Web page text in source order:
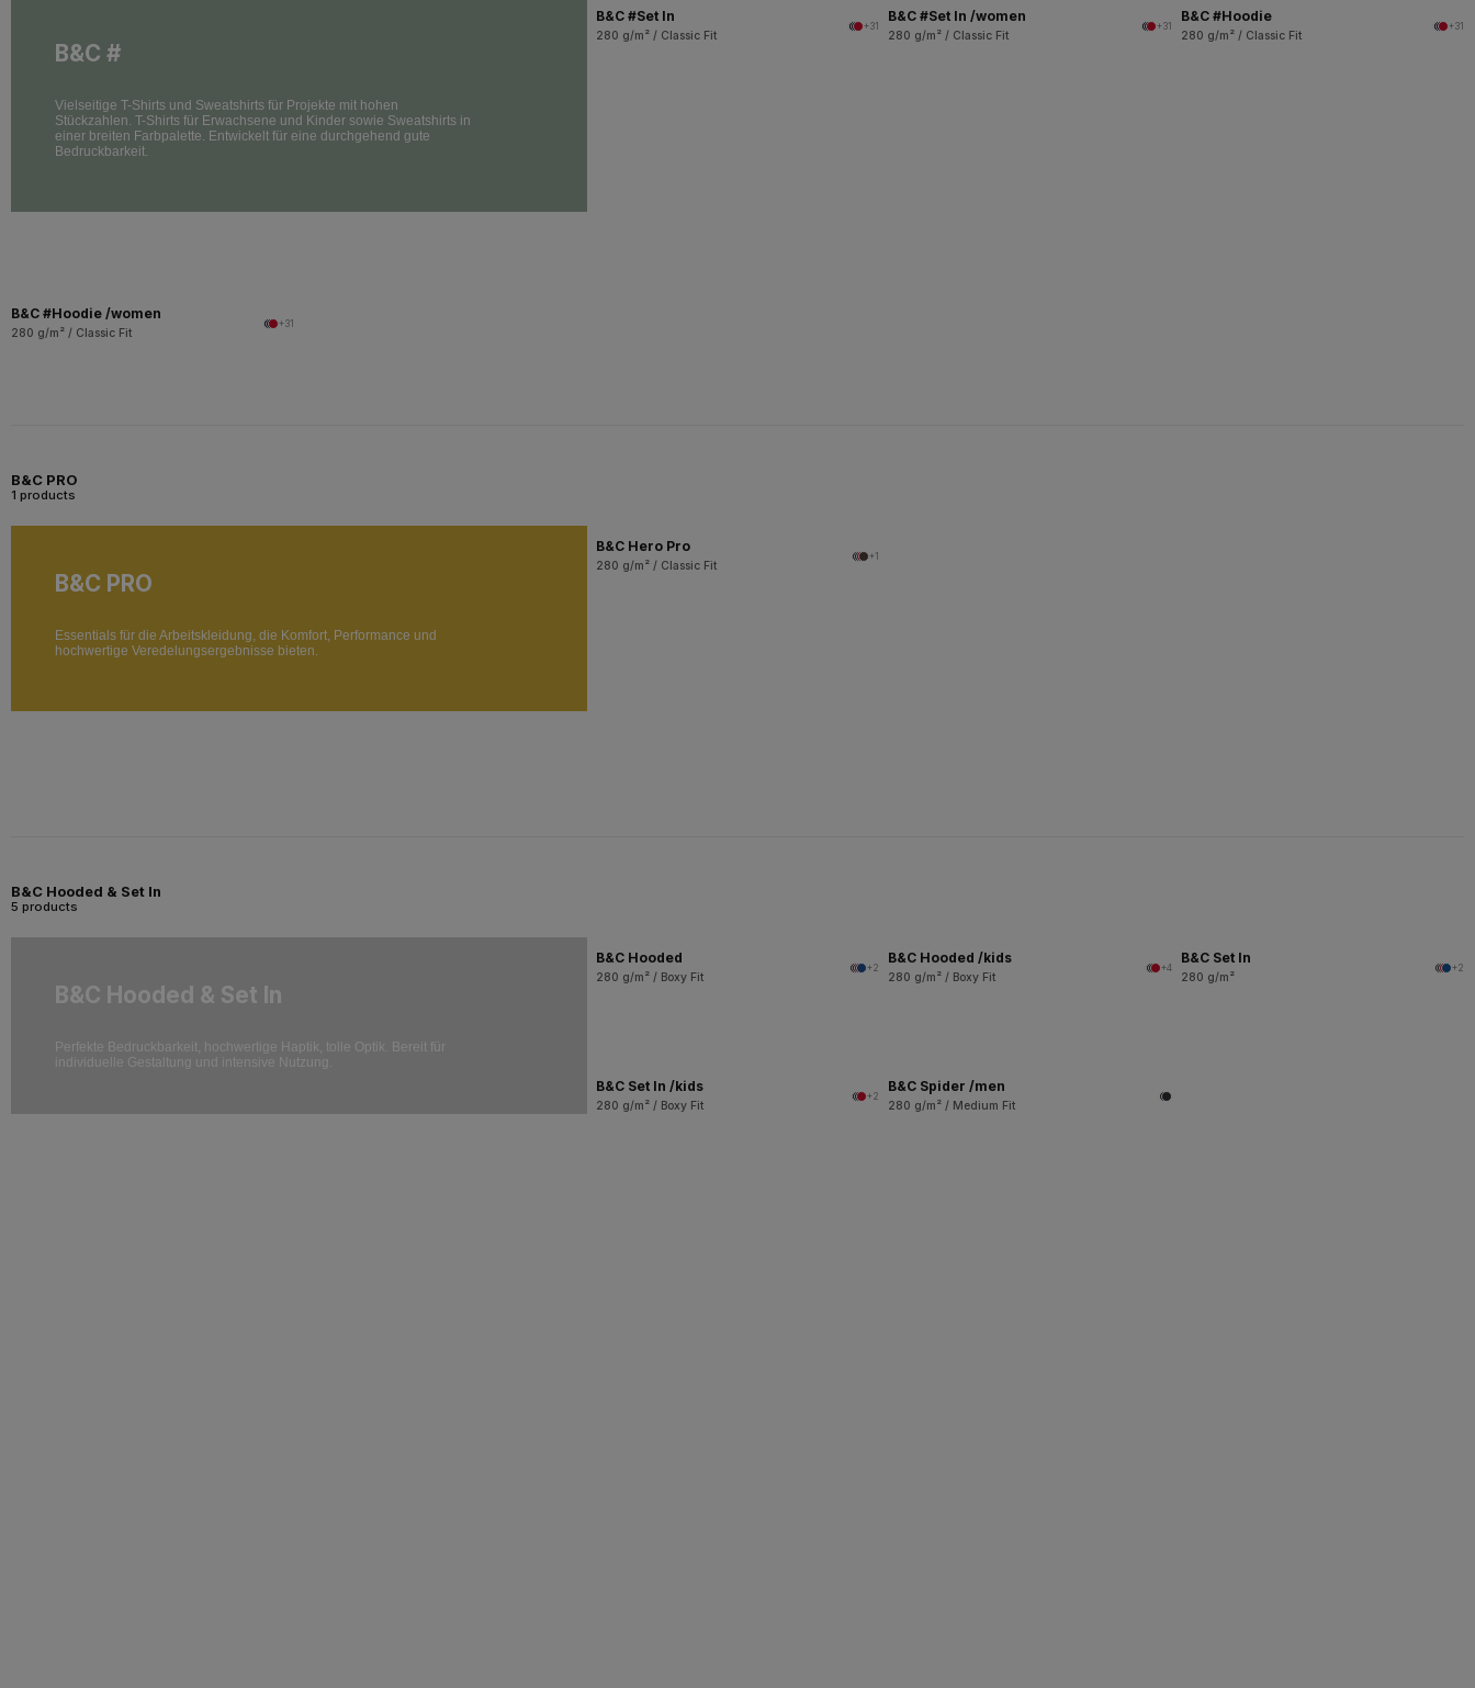
B&C #
Vielseitige T-Shirts und Sweatshirts für Projekte mit hohen
Stückzahlen. T-Shirts für Erwachsene und Kinder sowie Sweatshirts in
einer breiten Farbpalette. Entwickelt für eine durchgehend gute
Bedruckbarkeit.
B&C #Set In
280 g/m² / Classic Fit
+31
B&C #Set In /women
280 g/m² / Classic Fit
+31
B&C #Hoodie
280 g/m² / Classic Fit
+31
B&C #Hoodie /women
280 g/m² / Classic Fit
+31
B&C PRO
1 products
B&C PRO
Essentials für die Arbeitskleidung, die Komfort, Performance und
hochwertige Veredelungsergebnisse bieten.
B&C Hero Pro
280 g/m² / Classic Fit
+1
B&C Hooded & Set In
5 products
B&C Hooded & Set In
Perfekte Bedruckbarkeit, hochwertige Haptik, tolle Optik. Bereit für
individuelle Gestaltung und intensive Nutzung.
B&C Hooded
280 g/m² / Boxy Fit
+2
B&C Hooded /kids
280 g/m² / Boxy Fit
+4
B&C Set In
280 g/m²
+2
B&C Set In /kids
280 g/m² / Boxy Fit
+2
B&C Spider /men
280 g/m² / Medium Fit